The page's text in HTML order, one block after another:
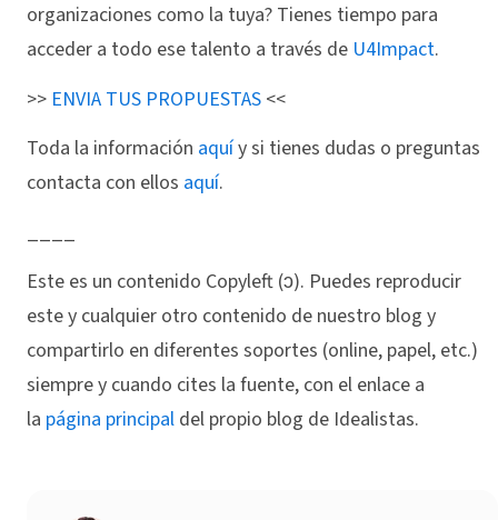
organizaciones como la tuya? Tienes tiempo para
acceder a todo ese talento a través de U4Impact.
>> ENVIA TUS PROPUESTAS <<
Toda la información aquíy si tienes dudas o preguntas
contacta con ellos aquí.
Este es un contenido Copyleft (ↄ). Puedes reproducir
este y cualquier otro contenido de nuestro blog y
compartirlo en diferentes soportes (online, papel, etc.)
siempre y cuando cites la fuente, con el enlace a
la página principal del propio blog de Idealistas.